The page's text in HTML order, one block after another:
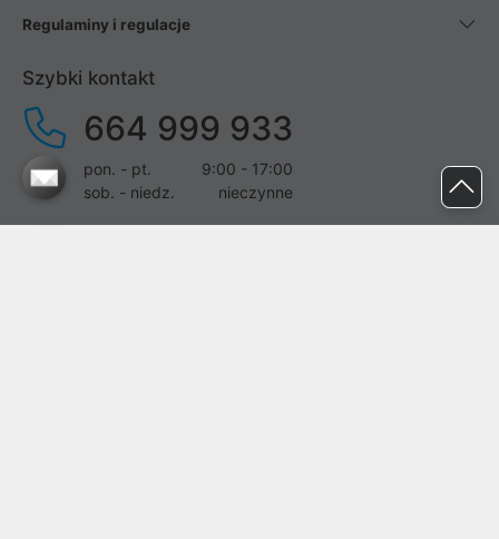
Regulaminy i regulacje
Szybki kontakt
664 999 933
pon. - pt.
9:00 - 17:00
sob. - niedz.
nieczynne